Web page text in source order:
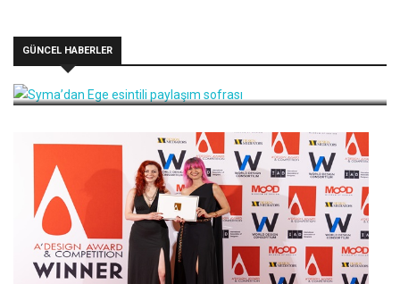
GÜNCEL HABERLER
Syma’dan Ege esintili paylaşım sofrası